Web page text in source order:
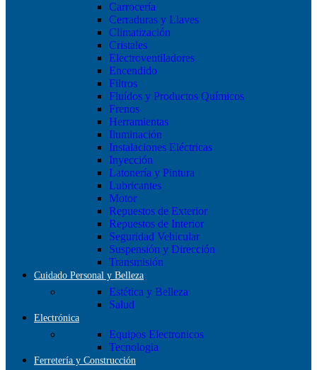
Carrocería
Cerraduras y Llaves
Climatización
Cristales
Electroventiladores
Encendido
Filtros
Fluídos y Productos Químicos
Frenos
Herramientas
Iluminación
Instalaciones Eléctricas
Inyección
Latonería y Pintura
Lubricantes
Motor
Repuestos de Exterior
Repuestos de Interior
Seguridad Vehicular
Suspensión y Dirección
Transmisión
Cuidado Personal y Belleza
Estética y Belleza
Salud
Electrónica
Equipos Electronicos
Tecnologia
Ferretería y Construcción